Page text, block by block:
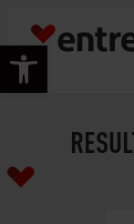
Abrir barra de